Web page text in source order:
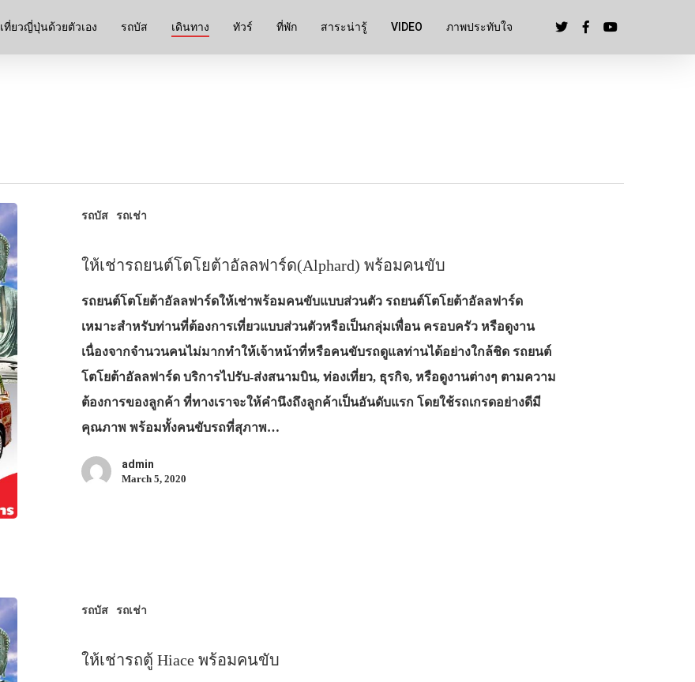
เที่ยวญี่ปุ่นด้วยตัวเอง รถบัส เดินทาง ทัวร์ ที่พัก สาระน่ารู้ VIDEO ภาพประทับใจ
รถบัส รถเช่า
ให้เช่ารถยนต์โตโยต้าอัลลฟาร์ด(Alphard) พร้อมคนขับ
รถยนต์โตโยต้าอัลลฟาร์ดให้เช่าพร้อมคนขับแบบส่วนตัว รถยนต์โตโยต้าอัลลฟาร์ด
เหมาะสำหรับท่านที่ต้องการเที่ยวแบบส่วนตัวหรือเป็นกลุ่มเพื่อน ครอบครัว หรือดูงาน
เนื่องจากจำนวนคนไม่มากทำให้เจ้าหน้าที่หรือคนขับรถดูแลท่านได้อย่างใกล้ชิด รถยนต์
โตโยต้าอัลลฟาร์ด บริการไปรับ-ส่งสนามบิน, ท่องเที่ยว, ธุรกิจ, หรือดูงานต่างๆ ตามความ
ต้องการของลูกค้า ที่ทางเราจะให้คำนึงถึงลูกค้าเป็นอันดับแรก โดยใช้รถเกรดอย่างดีมี
คุณภาพ พร้อมทั้งคนขับรถที่สุภาพ…
admin
March 5, 2020
รถบัส รถเช่า
ให้เช่ารถตู้ Hiace พร้อมคนขับ